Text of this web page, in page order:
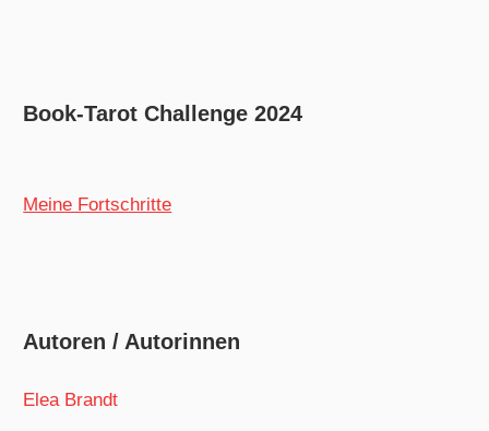
Book-Tarot Challenge 2024
Meine Fortschritte
Autoren / Autorinnen
Elea Brandt